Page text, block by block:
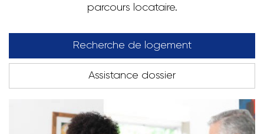
parcours locataire.
Recherche de logement
Assistance dossier